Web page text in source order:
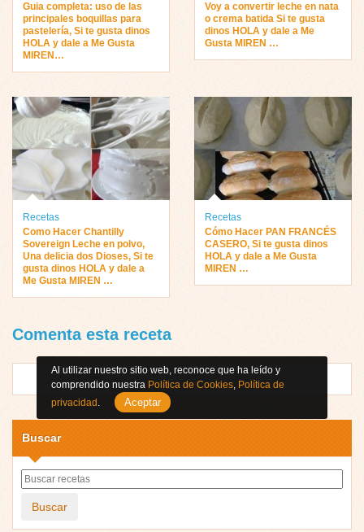
Guia completa: uso de las
principales boquillas para
pastelería, Si te gusta dinos
HOLA y dale a Me Gusta
MIREN…
Voy a convertir leche en nata
o crema batida Si te gusta
dinos HOLA y dale a Me
Gusta MIREN …
Recetas
Como Hacer Chantilly
Sovereign Leche en polvo,
Una delicia dos Dioses, Si te
gusta dinos HOLA y dale a
Me Gusta MIREN …
Recetas
Cómo Hacer PAN FRANCÉS
CASERO, Si te gusta dinos
HOLA y dale a Me Gusta
MIREN …
Comenta esta receta
Buscar
Buscar
Al utilizar nuestro sitio web, reconoce que ha leído y
comprendido nuestra Política de Cookies, Política de
privacidad . Aceptar